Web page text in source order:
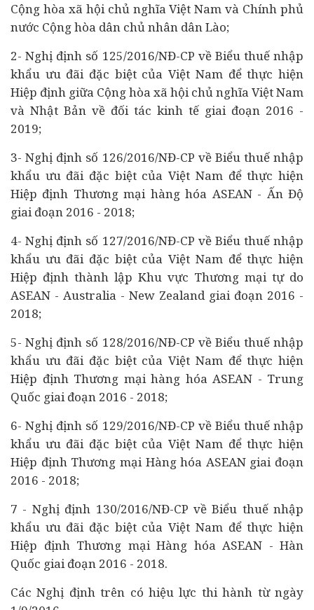
Cộng hòa xã hội chủ nghĩa Việt Nam và Chính phủ
nước Cộng hòa dân chủ nhân dân Lào;
2- Nghị định số 125/2016/NĐ-CP về Biểu thuế nhập
khẩu ưu đãi đặc biệt của Việt Nam để thực hiện
Hiệp định giữa Cộng hòa xã hội chủ nghĩa Việt Nam
và Nhật Bản về đối tác kinh tế giai đoạn 2016 -
2019;
3- Nghị định số 126/2016/NĐ-CP về Biểu thuế nhập
khẩu ưu đãi đặc biệt của Việt Nam để thực hiện
Hiệp định Thương mại hàng hóa ASEAN - Ấn Độ
giai đoạn 2016 - 2018;
4- Nghị định số 127/2016/NĐ-CP về Biểu thuế nhập
khẩu ưu đãi đặc biệt của Việt Nam để thực hiện
Hiệp định thành lập Khu vực Thương mại tự do
ASEAN - Australia - New Zealand giai đoạn 2016 -
2018;
5- Nghị định số 128/2016/NĐ-CP về Biểu thuế nhập
khẩu ưu đãi đặc biệt của Việt Nam để thực hiện
Hiệp định Thương mại hàng hóa ASEAN - Trung
Quốc giai đoạn 2016 - 2018;
6- Nghị định số 129/2016/NĐ-CP về Biểu thuế nhập
khẩu ưu đãi đặc biệt của Việt Nam để thực hiện
Hiệp định Thương mại Hàng hóa ASEAN giai đoạn
2016 - 2018;
7 - Nghị định 130/2016/NĐ-CP về Biểu thuế nhập
khẩu ưu đãi đặc biệt của Việt Nam để thực hiện
Hiệp định Thương mại Hàng hóa ASEAN - Hàn
Quốc giai đoạn 2016 - 2018.
Các Nghị định trên có hiệu lực thi hành từ ngày